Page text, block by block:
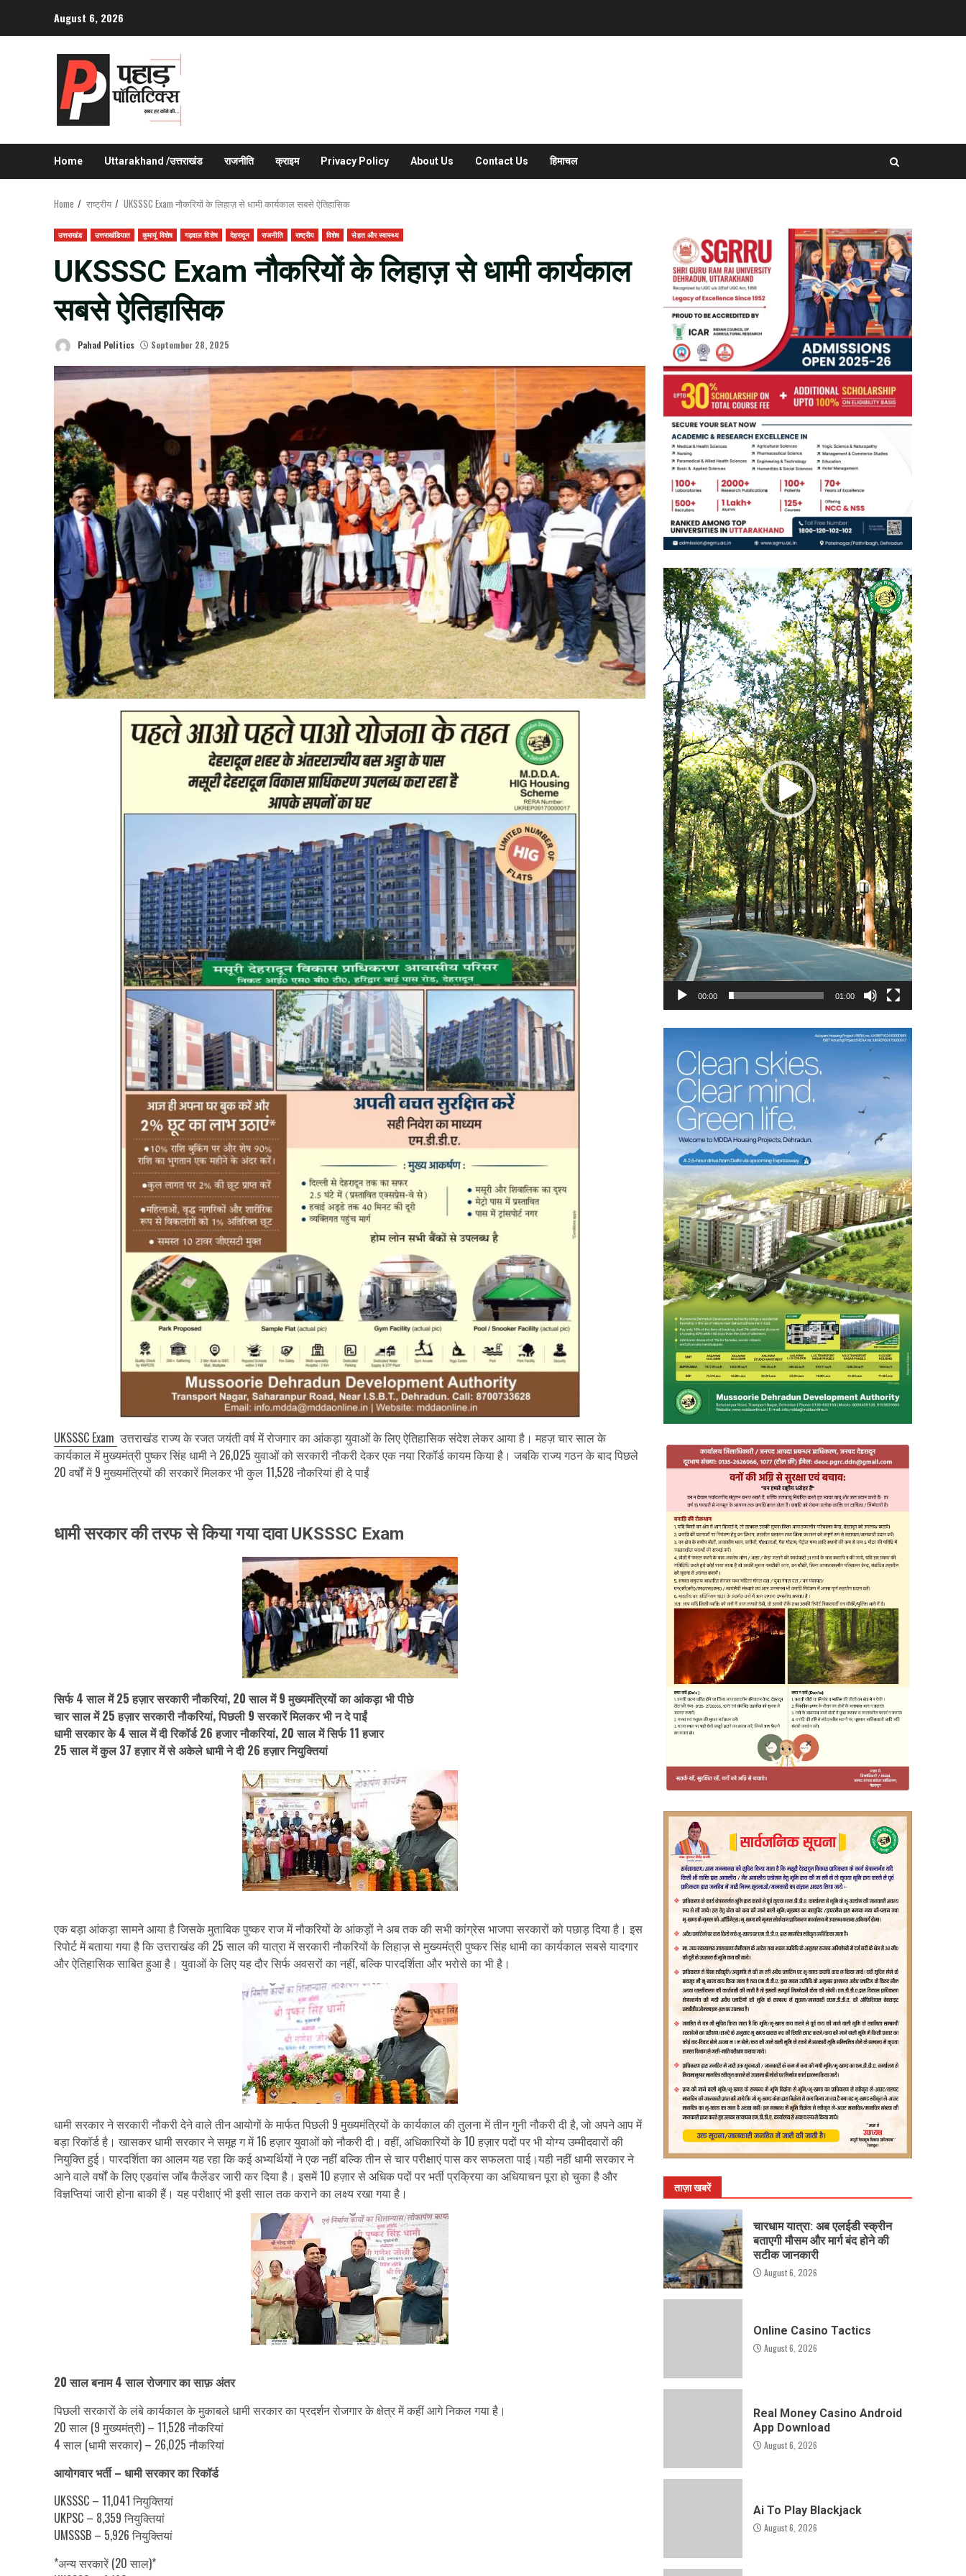
August 6, 2026
Home Uttarakhand /उत्तराखंड राजनीति क्राइम Privacy Policy About Us Contact Us हिमाचल
Home राष्ट्रीय UKSSSC Exam नौकरियों के लिहाज़ से धामी कार्यकाल सबसे ऐतिहासिक
उत्तराखंड उत्तराखंडियात कुमायूं विशेष गढ़वाल विशेष देहरादून राजनीति राष्ट्रीय विशेष सेहत और स्वास्थ्य
UKSSSC Exam नौकरियों के लिहाज़ से धामी कार्यकाल
सबसे ऐतिहासिक
Pahad Politics September 28, 2025
UKSSSC Exam उत्तराखंड राज्य के रजत जयंती वर्ष में रोजगार का आंकड़ा युवाओं के लिए ऐतिहासिक संदेश लेकर आया है। महज़ चार साल के
कार्यकाल में मुख्यमंत्री पुष्कर सिंह धामी ने 26,025 युवाओं को सरकारी नौकरी देकर एक नया रिकॉर्ड कायम किया है। जबकि राज्य गठन के बाद पिछले
20 वर्षों में 9 मुख्यमंत्रियों की सरकारें मिलकर भी कुल 11,528 नौकरियां ही दे पाईं
धामी सरकार की तरफ से किया गया दावा UKSSSC Exam
सिर्फ 4 साल में 25 हज़ार सरकारी नौकरियां, 20 साल में 9 मुख्यमंत्रियों का आंकड़ा भी पीछे
चार साल में 25 हज़ार सरकारी नौकरियां, पिछली 9 सरकारें मिलकर भी न दे पाईं
धामी सरकार के 4 साल में दी रिकॉर्ड 26 हजार नौकरियां, 20 साल में सिर्फ 11 हजार
25 साल में कुल 37 हज़ार में से अकेले धामी ने दी 26 हज़ार नियुक्तियां
एक बड़ा आंकड़ा सामने आया है जिसके मुताबिक पुष्कर राज में नौकरियों के आंकड़ों ने अब तक की सभी कांग्रेस भाजपा सरकारों को पछाड़ दिया है। इस
रिपोर्ट में बताया गया है कि उत्तराखंड की 25 साल की यात्रा में सरकारी नौकरियों के लिहाज़ से मुख्यमंत्री पुष्कर सिंह धामी का कार्यकाल सबसे यादगार
और ऐतिहासिक साबित हुआ है। युवाओं के लिए यह दौर सिर्फ अवसरों का नहीं, बल्कि पारदर्शिता और भरोसे का भी है।
धामी सरकार ने सरकारी नौकरी देने वाले तीन आयोगों के मार्फत पिछली 9 मुख्यमंत्रियों के कार्यकाल की तुलना में तीन गुनी नौकरी दी है, जो अपने आप में
बड़ा रिकॉर्ड है। खासकर धामी सरकार ने समूह ग में 16 हज़ार युवाओं को नौकरी दी। वहीं, अधिकारियों के 10 हज़ार पदों पर भी योग्य उम्मीदवारों की
नियुक्ति हुई। पारदर्शिता का आलम यह रहा कि कई अभ्यर्थियों ने एक नहीं बल्कि तीन से चार परीक्षाएं पास कर सफलता पाई।यही नहीं धामी सरकार ने
आने वाले वर्षों के लिए एडवांस जॉब कैलेंडर जारी कर दिया है। इसमें 10 हज़ार से अधिक पदों पर भर्ती प्रक्रिया का अधियाचन पूरा हो चुका है और
विज्ञप्तियां जारी होना बाकी हैं। यह परीक्षाएं भी इसी साल तक कराने का लक्ष्य रखा गया है।
20 साल बनाम 4 साल रोजगार का साफ़ अंतर
पिछली सरकारों के लंबे कार्यकाल के मुकाबले धामी सरकार का प्रदर्शन रोजगार के क्षेत्र में कहीं आगे निकल गया है।
20 साल (9 मुख्यमंत्री) – 11,528 नौकरियां
4 साल (धामी सरकार) – 26,025 नौकरियां
आयोगवार भर्ती – धामी सरकार का रिकॉर्ड
UKSSSC – 11,041 नियुक्तियां
UKPSC – 8,359 नियुक्तियां
UMSSSB – 5,926 नियुक्तियां
*अन्य सरकारें (20 साल)*
Video
Player
00:00 01:00
ताज़ा खबरें
चारधाम यात्रा: अब एलईडी स्क्रीन
बताएगी मौसम और मार्ग बंद होने की
सटीक जानकारी
August 6, 2026
Online Casino Tactics
August 6, 2026
Real Money Casino Android
App Download
August 6, 2026
Ai To Play Blackjack
August 6, 2026